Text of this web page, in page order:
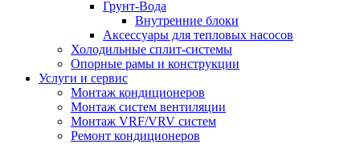
Грунт-Вода
Внутренние блоки
Аксессуары для тепловых насосов
Холодильные сплит-системы
Опорные рамы и конструкции
Услуги и сервис
Монтаж кондиционеров
Монтаж систем вентиляции
Монтаж VRF/VRV систем
Ремонт кондиционеров